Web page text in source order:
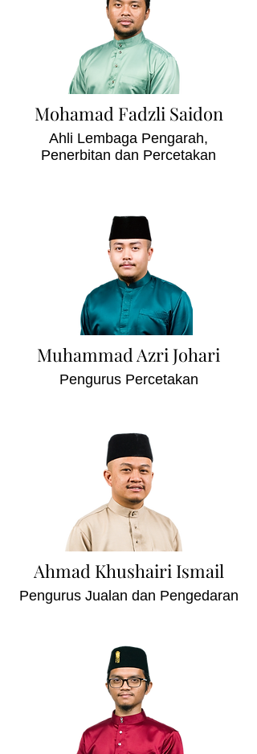
Mohamad Fadzli Saidon
Ahli Lembaga Pengarah,
Penerbitan dan Percetakan
Muhammad Azri Johari
Pengurus Percetakan
Ahmad Khushairi Ismail
Pengurus Jualan dan Pengedaran